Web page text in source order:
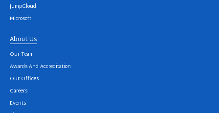
JumpCloud
Microsoft
About Us
Our Team
Awards And Accreditation
Our Offices
Careers
Events